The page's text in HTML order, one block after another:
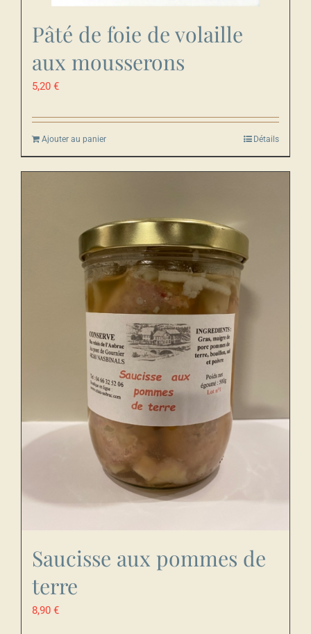
Pâté de foie de volaille
aux mousserons
5,20 €
Ajouter au panier Détails
Saucisse aux pommes de
terre
8,90 €